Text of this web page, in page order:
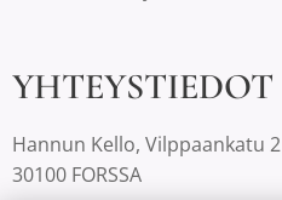
YHTEYSTIEDOT
Hannun Kello, Vilppaankatu 2
30100 FORSSA